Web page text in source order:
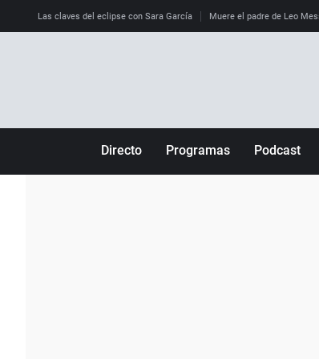
Las claves del eclipse con Sara García Muere el padre de Leo
Directo Programas Podcast